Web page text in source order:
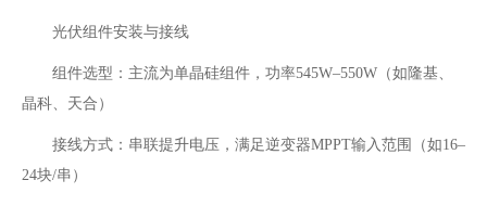
光伏组件安装与接线‌
组件选型：主流为单晶硅组件，功率545W–550W（如隆基、
晶科、天合）
接线方式：串联提升电压，满足逆变器MPPT输入范围（如16–
24块/串）